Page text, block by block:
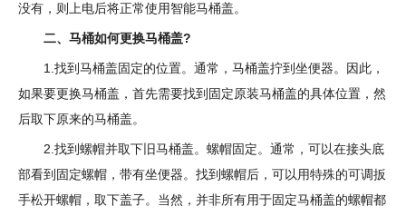
没有，则上电后将正常使用智能马桶盖。
二、马桶如何更换马桶盖?
1.找到马桶盖固定的位置。通常，马桶盖拧到坐便器。因此，
如果要更换马桶盖，首先需要找到固定原装马桶盖的具体位置，然
后取下原来的马桶盖。
2.找到螺帽并取下旧马桶盖。螺帽固定。通常，可以在接头底
部看到固定螺帽，带有坐便器。找到螺帽后，可以用特殊的可调扳
手松开螺帽，取下盖子。当然，并非所有用于固定马桶盖的螺帽都